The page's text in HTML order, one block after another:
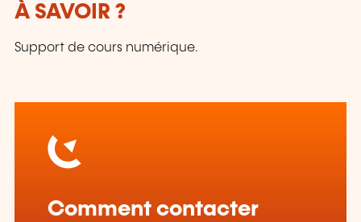
À SAVOIR ?
Support de cours numérique.
Comment contacter